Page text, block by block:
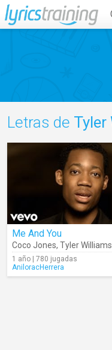
Letras de Tyler
Me And You
Coco Jones, Tyler Williams
1 año | 780 jugadas
AniloracHerrera